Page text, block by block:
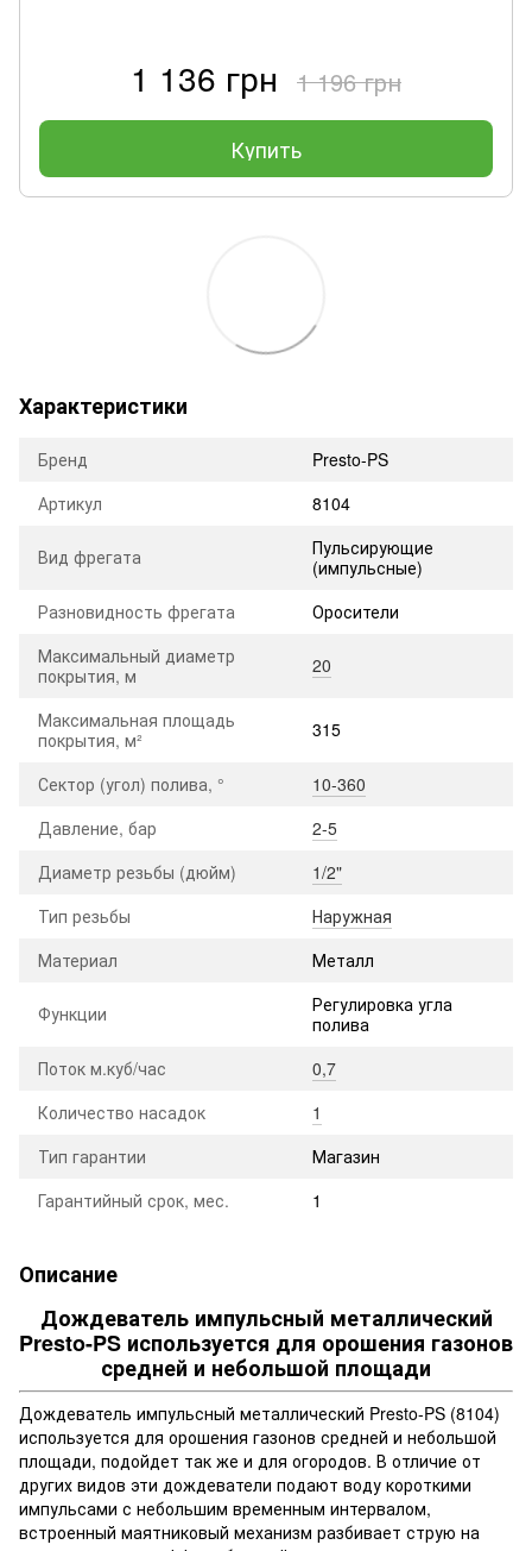
1 136 грн 1 196 грн
Купить
Характеристики
Бренд
Presto-PS
Артикул
8104
Вид фрегата
Пульсирующие
(импульсные)
Разновидность фрегата
Оросители
Максимальный диаметр
покрытия, м
20
Максимальная площадь
покрытия, м²
315
Сектор (угол) полива, °
10-360
Давление, бар
2-5
Диаметр резьбы (дюйм)
1/2"
Тип резьбы
Наружная
Материал
Металл
Функции
Регулировка угла
полива
Поток м.куб/час
0,7
Количество насадок
1
Тип гарантии
Магазин
Гарантийный срок, мес.
1
Описание
Дождеватель импульсный металлический
Presto-PS используется для орошения газонов
средней и небольшой площади
Дождеватель импульсный металлический Presto-PS (8104)
используется для орошения газонов средней и небольшой
площади, подойдет так же и для огородов. В отличие от
других видов эти дождеватели подают воду короткими
импульсами с небольшим временным интервалом,
встроенный маятниковый механизм разбивает струю на